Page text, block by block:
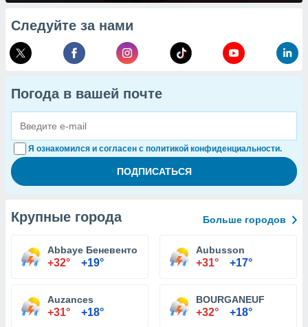
Следуйте за нами
Погода в вашей почте
Я ознакомился и согласен с политикой конфиденциальности.
Крупные города Больше городов
Abbaye Беневенто
+32° +19°
Aubusson
+31° +17°
Auzances
+31° +18°
BOURGANEUF
+32° +18°